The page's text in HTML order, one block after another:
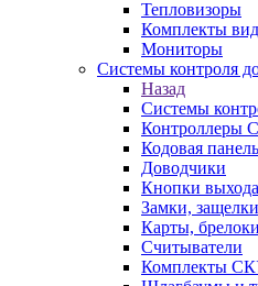
Тепловизоры
Комплекты
Мониторы
Системы контроля
Назад
Системы
Контроллеры
Кодовая панель
Доводчики
Кнопки выхода
Замки,
Карты,
Считыватели
Комплекты